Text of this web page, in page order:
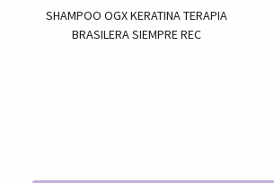
SHAMPOO OGX KERATINA TERAPIA
BRASILERA SIEMPRE REC